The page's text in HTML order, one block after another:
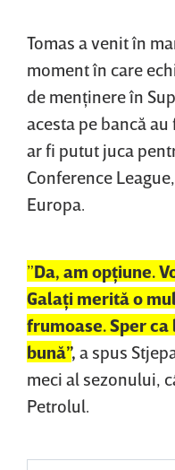
Tomas a venit în
moment în care
de menţinere în
acesta pe bancă
ar fi putut juca
Conference
Europa.
”Da, am opţiune.
Galaţi merită o
frumoase. Sper
bună”, a spus
meci al sezonului,
Petrolul.